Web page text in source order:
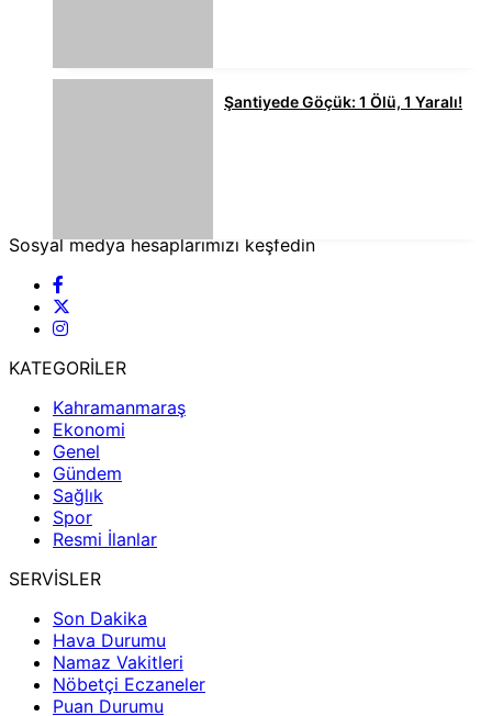
Şantiyede Göçük: 1 Ölü, 1 Yaralı!
Sosyal medya hesaplarımızı keşfedin
KATEGORİLER
Kahramanmaraş
Ekonomi
Genel
Gündem
Sağlık
Spor
Resmi İlanlar
SERVİSLER
Son Dakika
Hava Durumu
Namaz Vakitleri
Nöbetçi Eczaneler
Puan Durumu